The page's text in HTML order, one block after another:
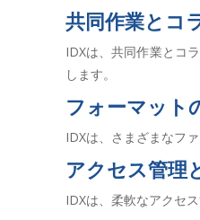
共同作業とコ
IDXは、共同作業とコ
します。
フォーマット
IDXは、さまざまなフ
アクセス管理
IDXは、柔軟なアクセ